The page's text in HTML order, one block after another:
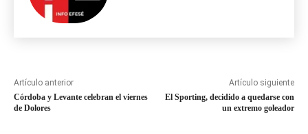
Artículo anterior
Córdoba y Levante celebran el viernes
de Dolores
Artículo siguiente
El Sporting, decidido a quedarse con
un extremo goleador